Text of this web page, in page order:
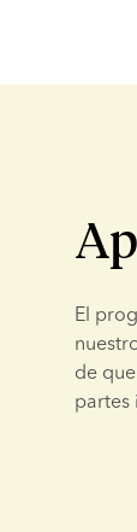
El
de
partes